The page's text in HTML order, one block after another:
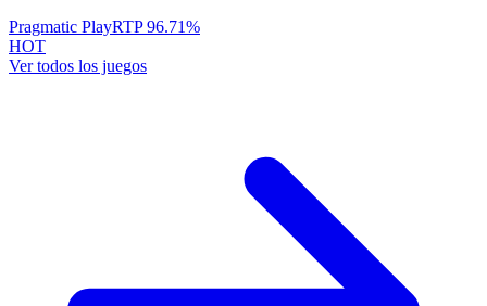
Pragmatic PlayRTP96.71%
HOT
Ver todos los juegos